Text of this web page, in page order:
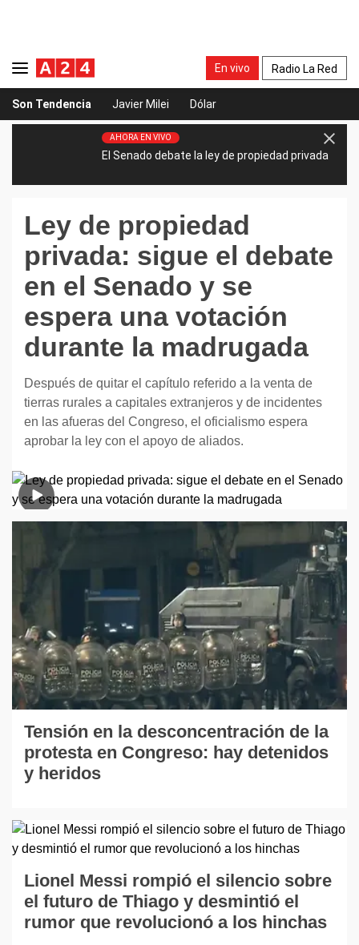
En vivo Radio La Red
Son Tendencia Javier Milei Dólar
AHORA EN VIVO
El Senado debate la ley de propiedad privada
Ley de propiedad
privada: sigue el debate
en el Senado y se
espera una votación
durante la madrugada
Después de quitar el capítulo referido a la venta de
tierras rurales a capitales extranjeros y de incidentes
en las afueras del Congreso, el oficialismo espera
aprobar la ley con el apoyo de aliados.
Tensión en la desconcentración de la
protesta en Congreso: hay detenidos
y heridos
Lionel Messi rompió el silencio sobre
el futuro de Thiago y desmintió el
rumor que revolucionó a los hinchas